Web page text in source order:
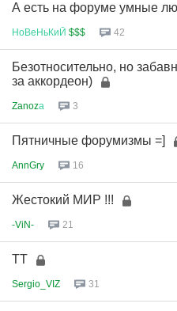
А есть на форуме умные
НоВеНьКиЙ $$$ 42
Безотносительно, но
за аккордеон)
Zanozа 3
Пятничные форумизмы =]
AnnGry 16
Жестокий МИР !!!
-ViN- 21
ТТ
Sergio_VIZ 31